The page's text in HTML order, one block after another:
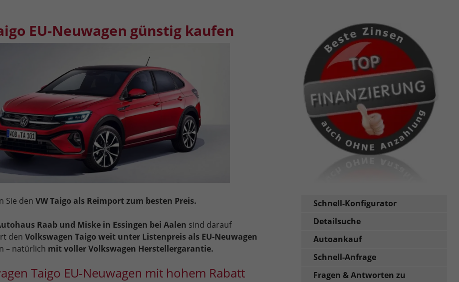
EU-Neuwagen günstig kaufen
Sie den VW Taigo als Reimport zum besten Preis.
Raab und Miske in Essingen bei Aalen sind darauf
den Volkswagen Taigo weit unter Listenpreis als EU-Neuwagen
– natürlich mit voller Volkswagen Herstellergarantie.
Taigo EU-Neuwagen mit hohem Rabatt
Schnell-Konfigurator
Detailsuche
Autoankauf
Schnell-Anfrage
Fragen & Antworten zu